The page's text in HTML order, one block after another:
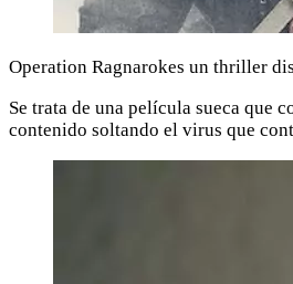
Operation Ragnarokes un thriller
Se trata de una película sueca que
contenido soltando el virus que